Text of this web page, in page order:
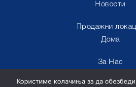
Новости
Продажни
Дома
За Нас
Новости
Користиме колачиња за да